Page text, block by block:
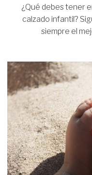
¿Qué debes tener
calzado infantil?
siempre el